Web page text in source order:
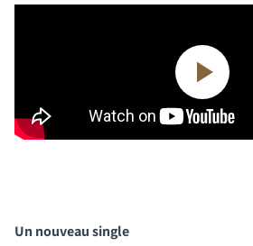
Un nouveau single